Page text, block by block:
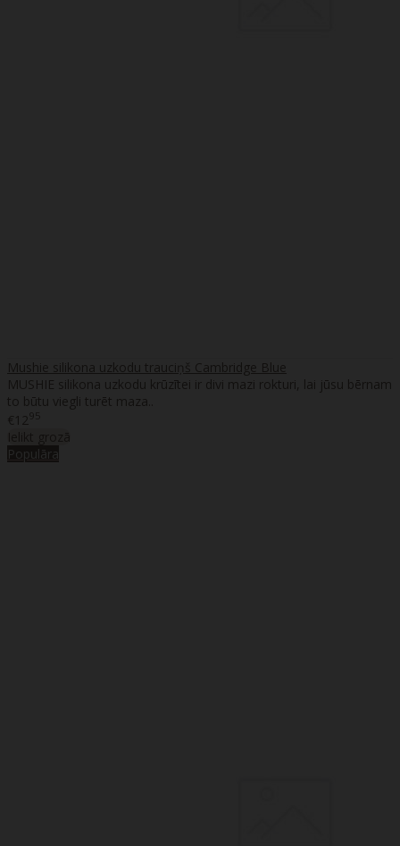
Mushie silikona uzkodu trauciņš Cambridge Blue
MUSHIE silikona uzkodu krūzītei ir divi mazi rokturi, lai jūsu bērnam
to būtu viegli turēt maza..
€1295
Ielikt grozā
Populāra